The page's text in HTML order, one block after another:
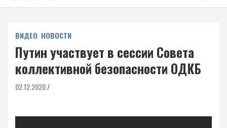
ВИДЕО НОВОСТИ
Путин участвует в сессии Совета
коллективной безопасности ОДКБ
02.12.2020